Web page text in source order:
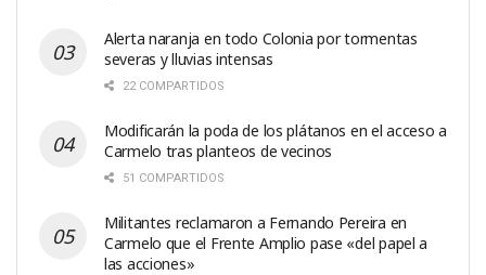
Alerta naranja en todo Colonia por tormentas
severas y lluvias intensas
22 COMPARTIDOS
Modificarán la poda de los plátanos en el acceso a
Carmelo tras planteos de vecinos
51 COMPARTIDOS
Militantes reclamaron a Fernando Pereira en
Carmelo que el Frente Amplio pase «del papel a
las acciones»